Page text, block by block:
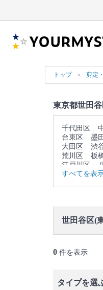
トップ 剪定
東京都世田
千代田区
台東区
墨
大田区
渋
荒川区
板
江戸川区
青梅市
府
大島町
利
すべてを表
世田谷区(
0 件を表示
タイプを選